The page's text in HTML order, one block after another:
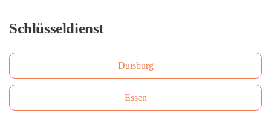
Schlüsseldienst
Duisburg
Essen